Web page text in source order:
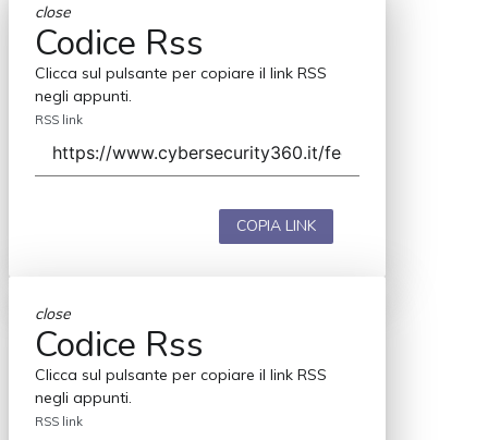
close
Codice Rss
Clicca sul pulsante per copiare il link RSS
negli appunti.
RSS link
COPIA LINK
close
Codice Rss
Clicca sul pulsante per copiare il link RSS
negli appunti.
RSS link